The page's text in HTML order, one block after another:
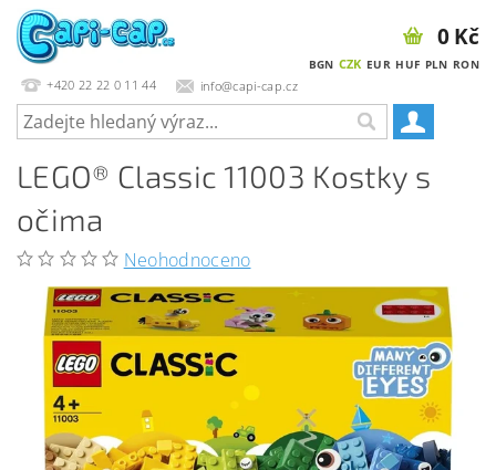
+420 22 22 0 11 44 info@capi-cap.cz
BGN CZK EUR HUF PLN RON
0 Kč
LEGO® Classic 11003 Kostky s
očima
Neohodnoceno